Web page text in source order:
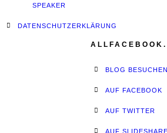
SPEAKER
DATENSCHUTZERKLÄRUNG
BLOG BESUCHEN
AUF FACEBOOK
AUF TWITTER
AUF SLIDESHARE